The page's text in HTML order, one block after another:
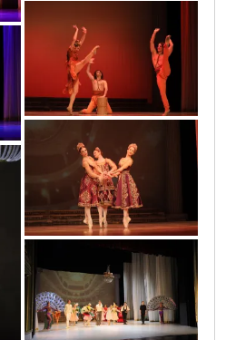
0o3a8925
0o3a8228_-_copy
0o3a9258